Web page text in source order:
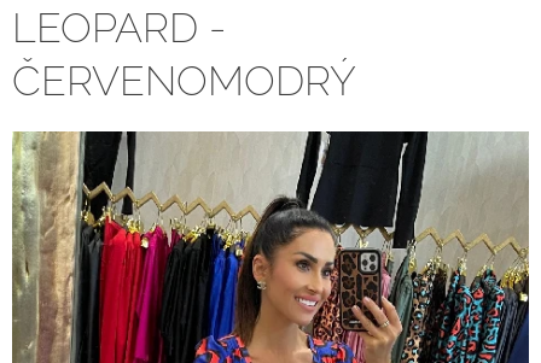
LEOPARD -
ČERVENOMODRÝ